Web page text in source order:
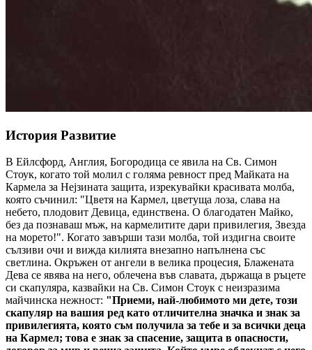
История Развитие
В Ейлсфорд, Англия, Богородица се явила на Св. Симон
Стоук, когато той молил с голяма ревност пред Майката на
Кармела за Нејзината защита, изрекувайки красивата молба,
която съчинил: "Цветя на Кармел, цветуща лоза, слава на
небето, плодовит Девица, единствена. О благодатен Майко,
без да познаваш мъж, на кармелитите дари привилегия, Звезда
на морето!". Когато завърши тази молба, той издигна своите
сълзиви очи и вижда килията внезапно напълнена със
светлина. Окръжен от ангели в велика процесия, Блажената
Дева се явява на него, облечена във славата, държаща в ръцете
си скапуляра, казвайки на Св. Симон Стоук с неизразима
майчинска нежност: "Приеми, най-любимото ми дете, този
скапуляр на вашия ред като отличителна значка и знак за
привилегията, която съм получила за тебе и за всички деца
на Кармел; това е знак за спасение, защита в опасности,